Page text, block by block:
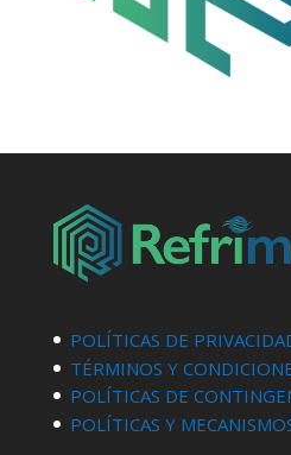
POLÍTICAS DE
TÉRMINOS Y
POLÍTICAS DE
POLÍTICAS Y